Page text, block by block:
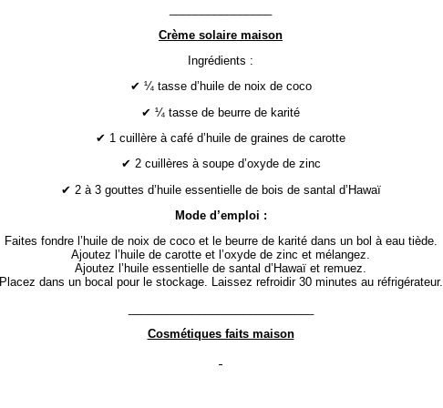
Crème solaire maison
Ingrédients :
✔ ¼ tasse d’huile de noix de coco
✔ ¼ tasse de beurre de karité
✔ 1 cuillère à café d’huile de graines de carotte
✔ 2 cuillères à soupe d’oxyde de zinc
✔ 2 à 3 gouttes d’huile essentielle de bois de santal d’Hawaï
Mode d’emploi :
Faites fondre l’huile de noix de coco et le beurre de karité dans un bol à eau tiède.
Ajoutez l’huile de carotte et l’oxyde de zinc et mélangez.
Ajoutez l’huile essentielle de santal d’Hawaï et remuez.
Placez dans un bocal pour le stockage. Laissez refroidir 30 minutes au réfrigérateur.
Cosmétiques faits maison